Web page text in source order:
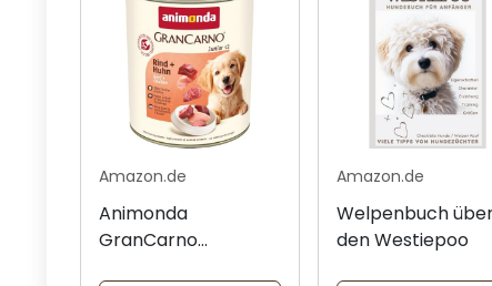
Amazon.de
Animonda
GranCarno
Amazon.de
Welpenbuch
den Westiepoo